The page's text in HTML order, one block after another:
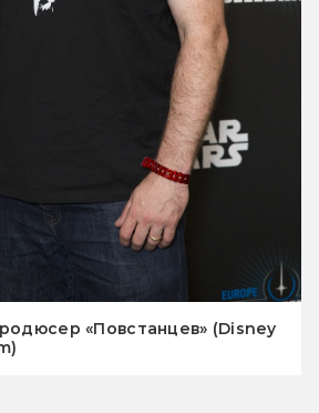
«Повстанцев» (Disney